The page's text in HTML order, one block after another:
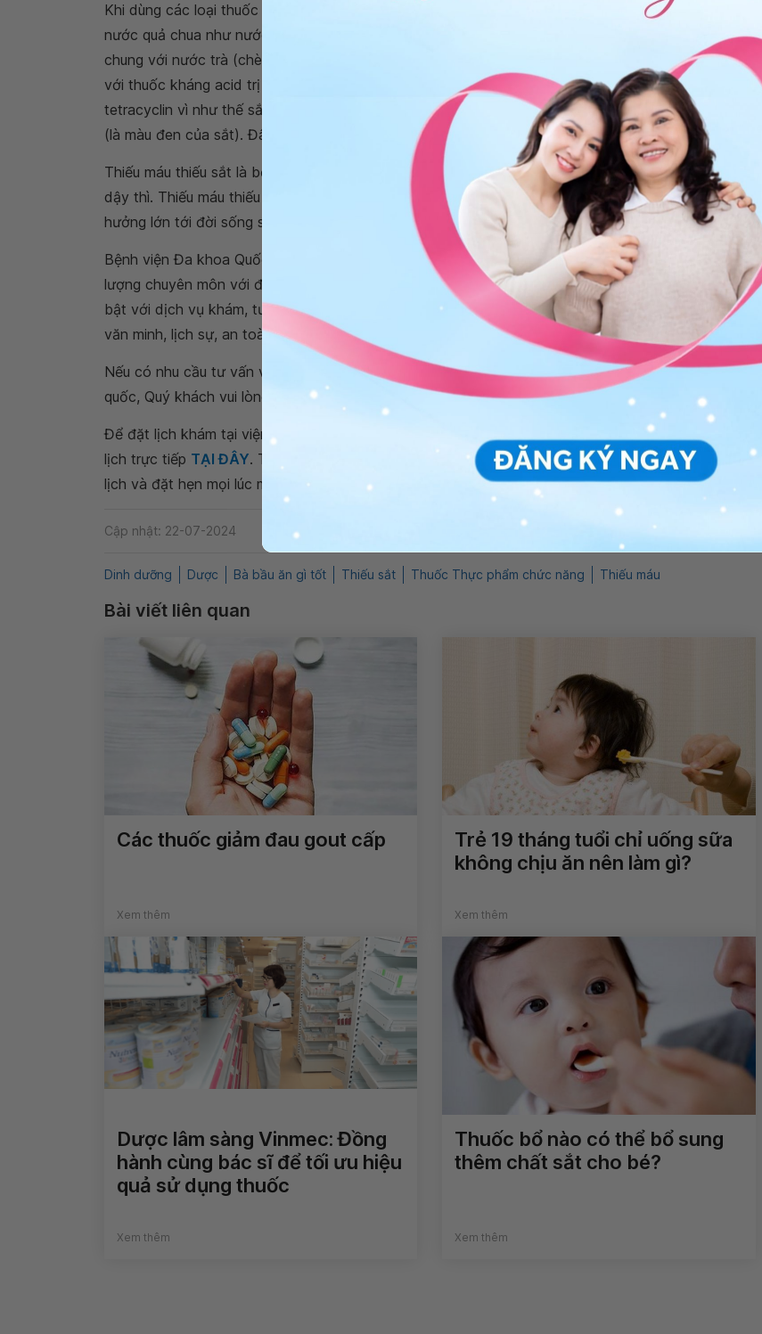
Khi dùng các loại thuốc để bổ sung sắt cần lưu ý, nên uống kèm theo vitamin C hoặc uống các loại
nước quả chua như nước cam, nước chanh để sắt dễ được hấp thu. Không uống thuốc có chứa sắt
chung với nước trà (chè) do trà có chứa chất tanin cản trở sự hấp thu của sắt. Không uống chung
với thuốc kháng acid trị viêm loét dạ dày - tá tràng như maalox, stomafao hoặc kháng sinh
tetracyclin vì như thế sắt sẽ không được hấp thu. Sau khi uống thuốc chứa sắt, phân sẽ có màu đen
(là màu đen của sắt). Đây là dấu hiệu bình thường không có gì phải lo lắng.
Thiếu máu thiếu sắt là bệnh lý khá phổ biến, thường gặp ở phụ nữ có thai và trẻ em trong độ tuổi
dậy thì. Thiếu máu thiếu sắt khiến cơ thể mệt mỏi, xanh xao. Nếu không được điều trị sớm sẽ ảnh
hưởng lớn tới đời sống sinh hoạt và hiệu quả làm việc.
Bệnh viện Đa khoa Quốc tế Vinmec là một trong những bệnh viện không những đảm bảo chất
lượng chuyên môn với đội ngũ y bác sĩ giỏi, hệ thống trang thiết bị công nghệ hiện đại mà còn nổi
bật với dịch vụ khám, tư vấn và chữa bệnh toàn diện, chuyên nghiệp; không gian khám chữa bệnh
văn minh, lịch sự, an toàn và tiệt trùng tối đa.
Nếu có nhu cầu tư vấn và thăm khám tại các Bệnh viện Vinmec thuộc hệ thống Y tế trên toàn
quốc, Quý khách vui lòng đặt lịch trên website để được phục vụ.
Để đặt lịch khám tại viện, Quý khách vui lòng bấm số HOTLINE, đặt mua GÓI DỊCH VỤ
lịch trực tiếp TẠI ĐÂY. Tải và đặt lịch khám tự động trên ứng dụng My Vinmec để quản lý, theo dõi
lịch và đặt hẹn mọi lúc mọi nơi ngay trên ứng dụng.
Cập nhật: 22-07-2024 Chia sẻ
Dinh dưỡng Dược Bà bầu ăn gì tốt Thiếu sắt Thuốc Thực phẩm chức năng Thiếu máu
Bài viết liên quan
Các thuốc giảm đau gout cấp
Xem thêm
Trẻ 19 tháng tuổi chỉ uống sữa
không chịu ăn nên làm gì?
Xem thêm
Dược lâm sàng Vinmec: Đồng
hành cùng bác sĩ để tối ưu hiệu
quả sử dụng thuốc
Xem thêm
Thuốc bổ nào có thể bổ sung
thêm chất sắt cho bé?
Xem thêm